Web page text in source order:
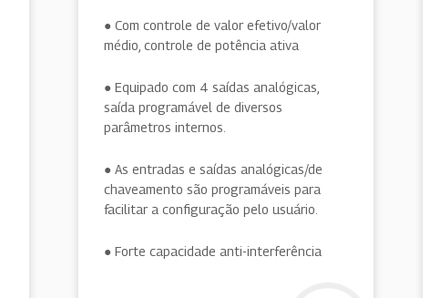
● Com controle de valor efetivo/valor
médio, controle de potência ativa
● Equipado com 4 saídas analógicas,
saída programável de diversos
parâmetros internos.
● As entradas e saídas analógicas/de
chaveamento são programáveis ​​para
facilitar a configuração pelo usuário.
● Forte capacidade anti-interferência